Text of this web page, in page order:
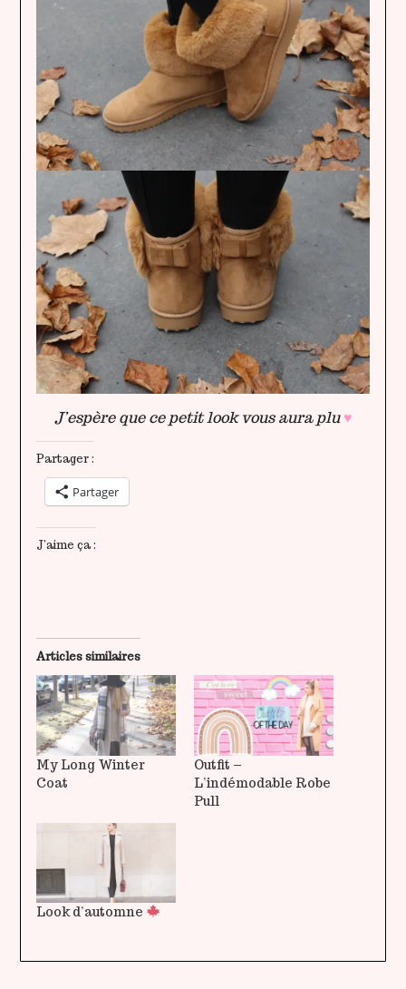
J’espère que ce petit look vous aura plu ♥
Partager :
Partager
J’aime ça :
Articles similaires
My Long Winter
Coat
Outfit –
L’indémodable Robe
Pull
Look d’automne